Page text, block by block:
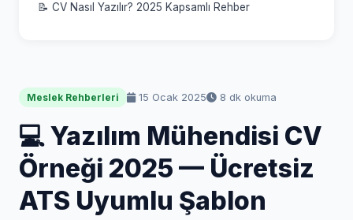
Meslek Rehberleri 15 Ocak 2025 8 dk okuma
💻 Yazılım Mühendisi CV
Örneği 2025 — Ücretsiz
ATS Uyumlu Şablon
📝 CV Nasıl Yazılır? 2025 Kapsamlı Rehber